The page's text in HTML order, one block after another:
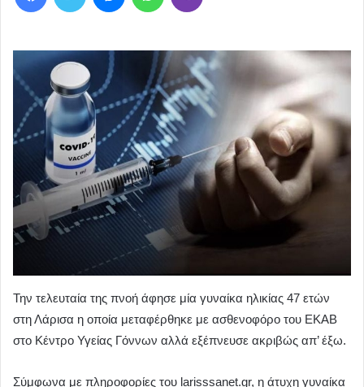
Την τελευταία της πνοή άφησε μία γυναίκα ηλικίας 47 ετών
στη Λάρισα η οποία μεταφέρθηκε με ασθενοφόρο του ΕΚΑΒ
στο Κέντρο Υγείας Γόννων αλλά εξέπνευσε ακριβώς απ’ έξω.
Σύμφωνα με πληροφορίες του larisssanet.gr, η άτυχη γυναίκα